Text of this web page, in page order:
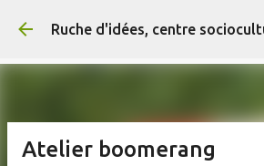
Accéder au contenu
Ruche d'idées, centre
Atelier boomerang